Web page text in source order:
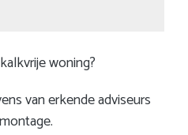
woning?
van erkende adviseurs